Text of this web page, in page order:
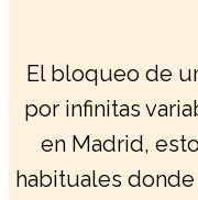
El bloqueo de
por infinitas
en Madrid,
habituales